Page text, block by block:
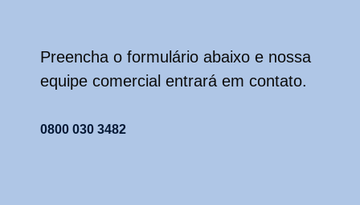
Preencha o formulário abaixo e nossa
equipe comercial entrará em contato.
0800 030 3482